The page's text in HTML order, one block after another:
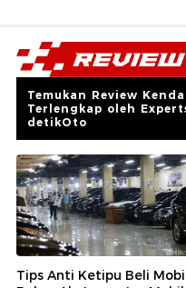
Temukan Review
Terlengkap oleh
detikOto
Tips Anti Ketipu Beli